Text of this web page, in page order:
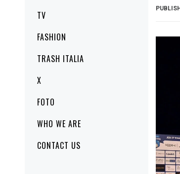
TV
FASHION
TRASH ITALIA
X
FOTO
WHO WE ARE
CONTACT US